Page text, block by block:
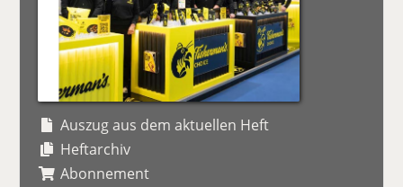
Auszug aus dem aktuellen Heft
Heftarchiv
Abonnement